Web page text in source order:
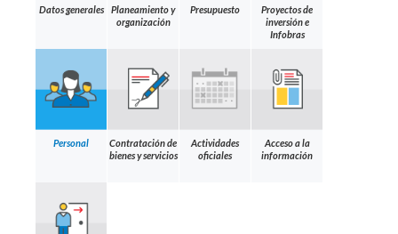
Datos generales
Planeamiento y
organización
Presupuesto
Proyectos de
inversión e
Infobras
Personal
Contratación de
bienes y servicios
Actividades
oficiales
Acceso a la
información